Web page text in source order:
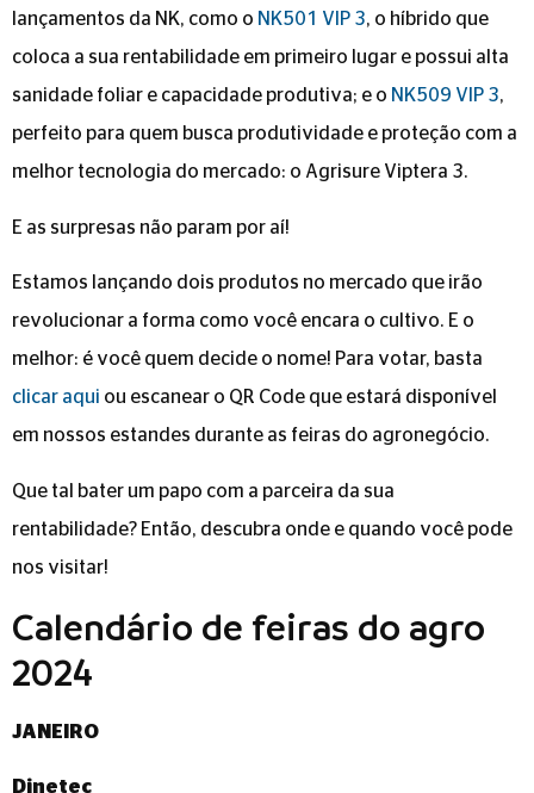
lançamentos da NK, como o NK501 VIP 3, o híbrido que
coloca a sua rentabilidade em primeiro lugar e possui alta
sanidade foliar e capacidade produtiva; e o NK509 VIP 3,
perfeito para quem busca produtividade e proteção com a
melhor tecnologia do mercado: o Agrisure Viptera 3.
E as surpresas não param por aí!
Estamos lançando dois produtos no mercado que irão
revolucionar a forma como você encara o cultivo. E o
melhor: é você quem decide o nome! Para votar, basta
clicar aqui ou escanear o QR Code que estará disponível
em nossos estandes durante as feiras do agronegócio.
Que tal bater um papo com a parceira da sua
rentabilidade? Então, descubra onde e quando você pode
nos visitar!
Calendário de feiras do agro
2024
JANEIRO
Dinetec